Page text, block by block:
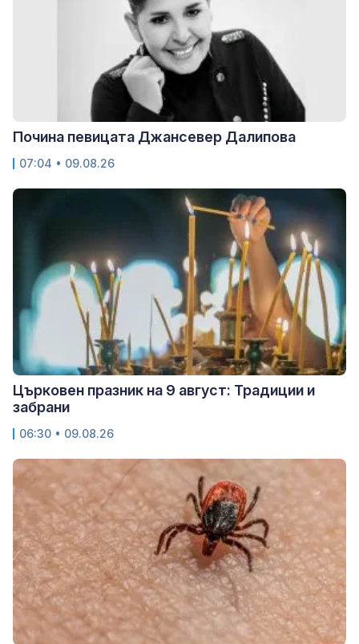
Почина певицата Джансевер Далипова
07:04 • 09.08.26
Църковен празник на 9 август: Традиции и
забрани
06:30 • 09.08.26